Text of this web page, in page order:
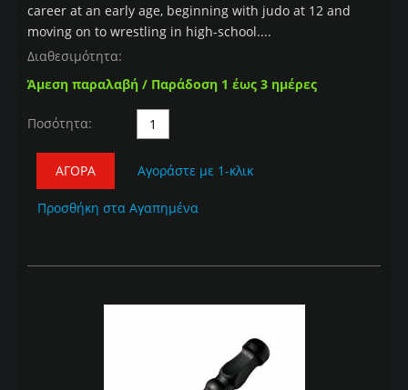
career at an early age, beginning with judo at 12 and
moving on to wrestling in high-school....
Διαθεσιμότητα:
Άμεση παραλαβή / Παράδοση 1 έως 3 ημέρες
Ποσότητα:
ΑΓΟΡΆ Αγοράστε με 1-κλικ
Προσθήκη στα Αγαπημένα